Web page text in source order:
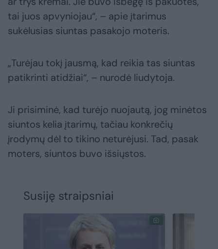
tai juos apvyniojau“, – apie įtarimus
sukėlusias siuntas pasakojo moteris.
„Turėjau tokį jausmą, kad reikia tas siuntas
patikrinti atidžiai“, – nurodė liudytoja.
Ji prisiminė, kad turėjo nuojautą, jog minėtos
siuntos kelia įtarimų, tačiau konkrečių
įrodymų dėl to tikino neturėjusi. Tad, pasak
moters, siuntos buvo išsiųstos.
Susiję straipsniai